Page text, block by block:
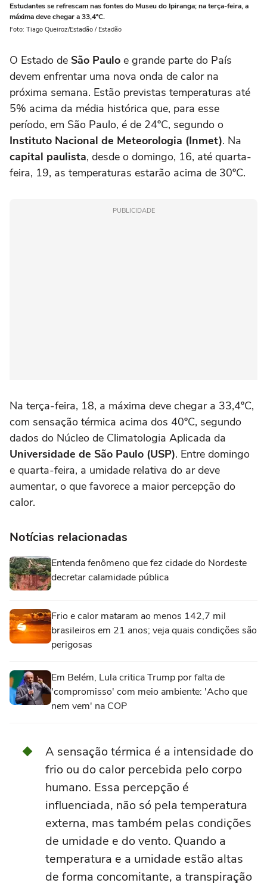
Estudantes se refrescam nas fontes do Museu do Ipiranga; na terça-feira, a
máxima deve chegar a 33,4ºC.
Foto: Tiago Queiroz/Estadão / Estadão
O Estado de São Paulo e grande parte do País
devem enfrentar uma nova onda de calor na
próxima semana. Estão previstas temperaturas até
5% acima da média histórica que, para esse
período, em São Paulo, é de 24ºC, segundo o
Instituto Nacional de Meteorologia (Inmet). Na
capital paulista, desde o domingo, 16, até quarta-
feira, 19, as temperaturas estarão acima de 30ºC.
PUBLICIDADE
Na terça-feira, 18, a máxima deve chegar a 33,4ºC,
com sensação térmica acima dos 40ºC, segundo
dados do Núcleo de Climatologia Aplicada da
Universidade de São Paulo (USP). Entre domingo
e quarta-feira, a umidade relativa do ar deve
aumentar, o que favorece a maior percepção do
calor.
Notícias relacionadas
Entenda fenômeno que fez cidade do Nordeste
decretar calamidade pública
Frio e calor mataram ao menos 142,7 mil
brasileiros em 21 anos; veja quais condições são
perigosas
Em Belém, Lula critica Trump por falta de
'compromisso' com meio ambiente: 'Acho que
nem vem' na COP
A sensação térmica é a intensidade do
frio ou do calor percebida pelo corpo
humano. Essa percepção é
influenciada, não só pela temperatura
externa, mas também pelas condições
de umidade e do vento. Quando a
temperatura e a umidade estão altas
de forma concomitante, a transpiração